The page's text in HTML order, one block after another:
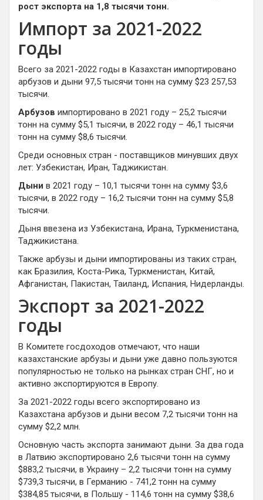
рост экспорта на 1,8 тысячи тонн.
Импорт за 2021-2022
годы
Всего за 2021-2022 годы в Казахстан импортировано
арбузов и дыни 97,5 тысячи тонн на сумму $23 257,53
тысячи.
Арбузов импортировано в 2021 году – 25,2 тысячи
тонн на сумму $5,1 тысячи, в 2022 году – 46,1 тысячи
тонн на сумму $8,6 тысячи.
Среди основных стран - поставщиков минувших двух
лет: Узбекистан, Иран, Таджикистан.
Дыни в 2021 году – 10,1 тысячи тонн на сумму $3,6
тысячи, в 2022 году – 16,2 тысячи тонн на сумму $5,8
тысячи.
Дыня ввезена из Узбекистана, Ирана, Туркменистана,
Таджикистана.
Также арбузы и дыни импортированы из таких стран,
как Бразилия, Коста-Рика, Туркменистан, Китай,
Афганистан, Пакистан, Таиланд, Испания, Нидерланды.
Экспорт за 2021-2022
годы
В Комитете госдоходов отмечают, что наши
казахстанские арбузы и дыни уже давно пользуются
популярностью не только на рынках стран СНГ, но и
активно экспортируются в Европу.
За 2021-2022 годы всего экспортировано из
Казахстана арбузов и дыни весом 7,2 тысячи тонн на
сумму $2,2 млн.
Основную часть экспорта занимают дыни. За два года
в Латвию экспортировано 2,6 тысячи тонн на сумму
$883,2 тысячи, в Украину – 2,2 тысячи тонн на сумму
$739,3 тысячи, в Германию - 741,2 тонн на сумму
$384,85 тысячи, в Польшу - 114,6 тонн на сумму $38,6